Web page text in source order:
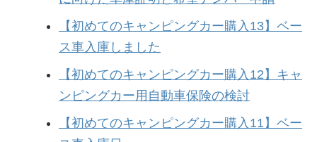
【初めてのキャンピングカー購入13】ベー
ス車入庫しました
【初めてのキャンピングカー購入12】キャ
ンピングカー用自動車保険の検討
【初めてのキャンピングカー購入11】ベー